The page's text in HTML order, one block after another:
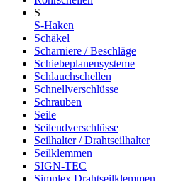
S
S-Haken
Schäkel
Scharniere / Beschläge
Schiebeplanensysteme
Schlauchschellen
Schnellverschlüsse
Schrauben
Seile
Seilendverschlüsse
Seilhalter / Drahtseilhalter
Seilklemmen
SIGN-TEC
Simplex Drahtseilklemmen